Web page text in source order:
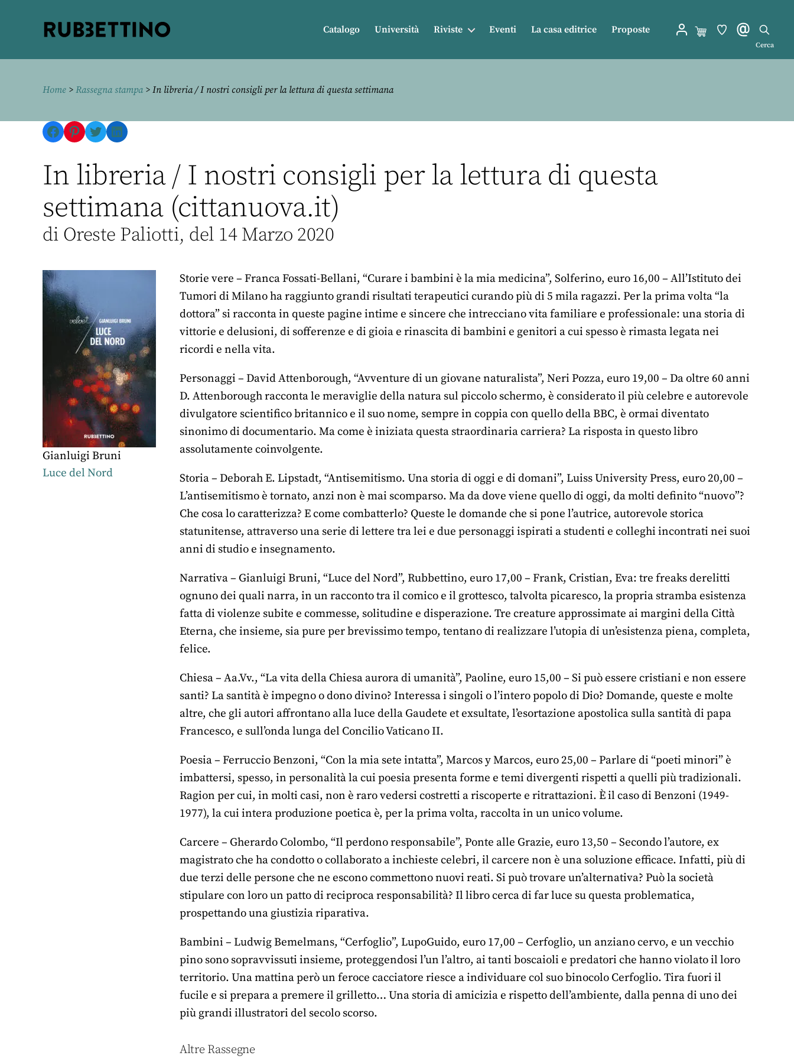
Catalogo Università Riviste Eventi La casa editrice Proposte
Cerca
Home > Rassegna stampa> In libreria / I nostri consigli per la lettura di questa settimana
Facebook
Pinterest
TwitterLinkedIn
In libreria / I nostri consigli per la lettura di questa
settimana (cittanuova.it)
di Oreste Paliotti, del 14 Marzo 2020
Gianluigi Bruni
Luce del Nord
Storie vere – Franca Fossati-Bellani, “Curare i bambini è la mia medicina”, Solferino, euro 16,00 – All’Istituto dei
Tumori di Milano ha raggiunto grandi risultati terapeutici curando più di 5 mila ragazzi. Per la prima volta “la
dottora” si racconta in queste pagine intime e sincere che intrecciano vita familiare e professionale: una storia di
vittorie e delusioni, di sofferenze e di gioia e rinascita di bambini e genitori a cui spesso è rimasta legata nei
ricordi e nella vita.
Personaggi – David Attenborough, “Avventure di un giovane naturalista”, Neri Pozza, euro 19,00 – Da oltre 60 anni
D. Attenborough racconta le meraviglie della natura sul piccolo schermo, è considerato il più celebre e autorevole
divulgatore scientifico britannico e il suo nome, sempre in coppia con quello della BBC, è ormai diventato
sinonimo di documentario. Ma come è iniziata questa straordinaria carriera? La risposta in questo libro
assolutamente coinvolgente.
Storia – Deborah E. Lipstadt, “Antisemitismo. Una storia di oggi e di domani”, Luiss University Press, euro 20,00 –
L’antisemitismo è tornato, anzi non è mai scomparso. Ma da dove viene quello di oggi, da molti definito “nuovo”?
Che cosa lo caratterizza? E come combatterlo? Queste le domande che si pone l’autrice, autorevole storica
statunitense, attraverso una serie di lettere tra lei e due personaggi ispirati a studenti e colleghi incontrati nei suoi
anni di studio e insegnamento.
Narrativa – Gianluigi Bruni, “Luce del Nord”, Rubbettino, euro 17,00 – Frank, Cristian, Eva: tre freaks derelitti
ognuno dei quali narra, in un racconto tra il comico e il grottesco, talvolta picaresco, la propria stramba esistenza
fatta di violenze subite e commesse, solitudine e disperazione. Tre creature approssimate ai margini della Città
Eterna, che insieme, sia pure per brevissimo tempo, tentano di realizzare l’utopia di un’esistenza piena, completa,
felice.
Chiesa – Aa.Vv., “La vita della Chiesa aurora di umanità”, Paoline, euro 15,00 – Si può essere cristiani e non essere
santi? La santità è impegno o dono divino? Interessa i singoli o l’intero popolo di Dio? Domande, queste e molte
altre, che gli autori affrontano alla luce della Gaudete et exsultate, l’esortazione apostolica sulla santità di papa
Francesco, e sull’onda lunga del Concilio Vaticano II.
Poesia – Ferruccio Benzoni, “Con la mia sete intatta”, Marcos y Marcos, euro 25,00 – Parlare di “poeti minori” è
imbattersi, spesso, in personalità la cui poesia presenta forme e temi divergenti rispetti a quelli più tradizionali.
Ragion per cui, in molti casi, non è raro vedersi costretti a riscoperte e ritrattazioni. È il caso di Benzoni (1949-
1977), la cui intera produzione poetica è, per la prima volta, raccolta in un unico volume.
Carcere – Gherardo Colombo, “Il perdono responsabile”, Ponte alle Grazie, euro 13,50 – Secondo l’autore, ex
magistrato che ha condotto o collaborato a inchieste celebri, il carcere non è una soluzione efficace. Infatti, più di
due terzi delle persone che ne escono commettono nuovi reati. Si può trovare un’alternativa? Può la società
stipulare con loro un patto di reciproca responsabilità? Il libro cerca di far luce su questa problematica,
prospettando una giustizia riparativa.
Bambini – Ludwig Bemelmans, “Cerfoglio”, LupoGuido, euro 17,00 – Cerfoglio, un anziano cervo, e un vecchio
pino sono sopravvissuti insieme, proteggendosi l’un l’altro, ai tanti boscaioli e predatori che hanno violato il loro
territorio. Una mattina però un feroce cacciatore riesce a individuare col suo binocolo Cerfoglio. Tira fuori il
fucile e si prepara a premere il grilletto… Una storia di amicizia e rispetto dell’ambiente, dalla penna di uno dei
più grandi illustratori del secolo scorso.
Altre Rassegne